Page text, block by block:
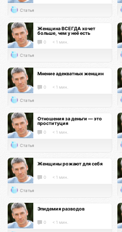
Статья
Женщина ВСЕГДА хочет
больше, чем у неё есть
0 < 1 мин.
Статья
Мнение адекватных женщин
0 < 1 мин.
Статья
Отношения за деньги — это
проституция
0 < 1 мин.
Статья
Женщины рожают для себя
0 < 1 мин.
Статья
Эпидемия разводов
0 < 1 мин.